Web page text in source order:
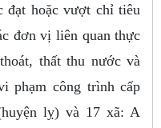
đạt hoặc vượt chỉ tiêu
đơn vị liên quan thực
thất thu nước và
phạm công trình cấp
lỵ) và 17 xã: A